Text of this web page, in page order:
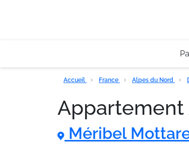
Accueil France Alpes du Nord
Appartement
Méribel